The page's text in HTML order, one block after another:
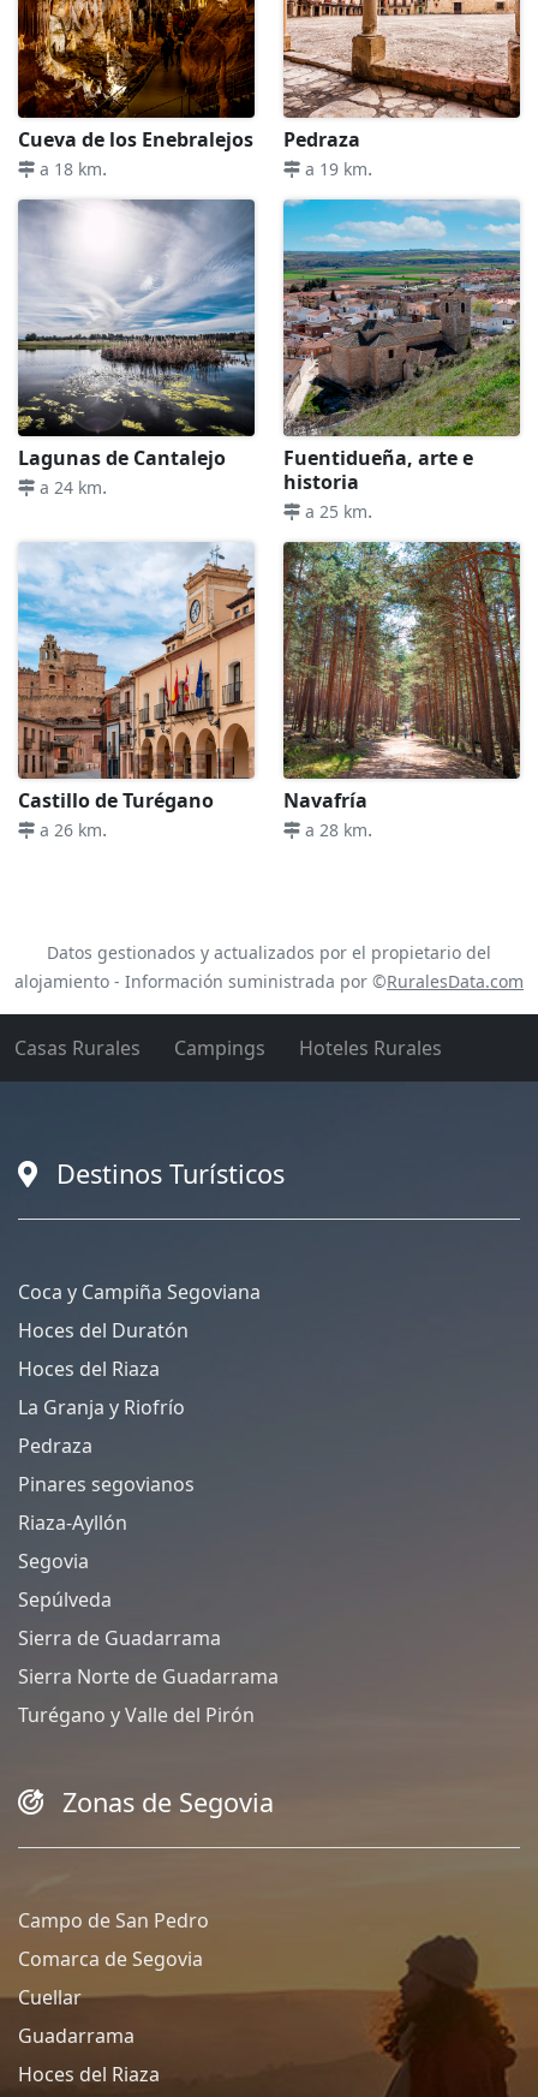
Cueva de los Enebralejos
a 18 km.
Pedraza
a 19 km.
Lagunas de Cantalejo
a 24 km.
Fuentidueña, arte e
historia
a 25 km.
Castillo de Turégano
a 26 km.
Navafría
a 28 km.
Datos gestionados y actualizados por el propietario del
alojamiento - Información suministrada por ©RuralesData.com
Casas Rurales Campings Hoteles Rurales
Destinos Turísticos
Coca y Campiña Segoviana
Hoces del Duratón
Hoces del Riaza
La Granja y Riofrío
Pedraza
Pinares segovianos
Riaza-Ayllón
Segovia
Sepúlveda
Sierra de Guadarrama
Sierra Norte de Guadarrama
Turégano y Valle del Pirón
Zonas de Segovia
Campo de San Pedro
Comarca de Segovia
Cuellar
Guadarrama
Hoces del Riaza